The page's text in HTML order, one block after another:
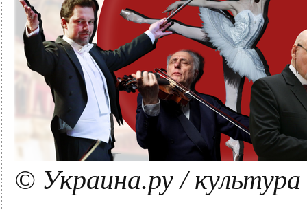
© Украина.ру / культура